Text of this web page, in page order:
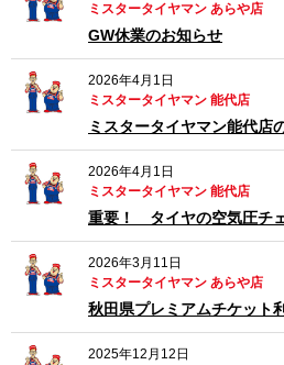
ミスタータイヤマン あらや店
GW休業のお知らせ
2026年4月1日
ミスタータイヤマン 能代店
2026年4月1日
ミスタータイヤマン 能代店
重要！ タイヤの空気圧チ
2026年3月11日
ミスタータイヤマン あらや店
秋田県プレミアムチケット
2025年12月12日